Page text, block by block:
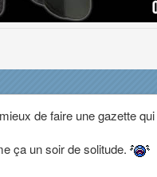
de faire une gazette
ça un soir de solitude.